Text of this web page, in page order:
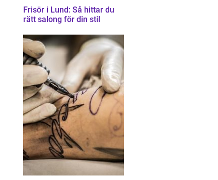
Frisör i Lund: Så hittar du
rätt salong för din stil